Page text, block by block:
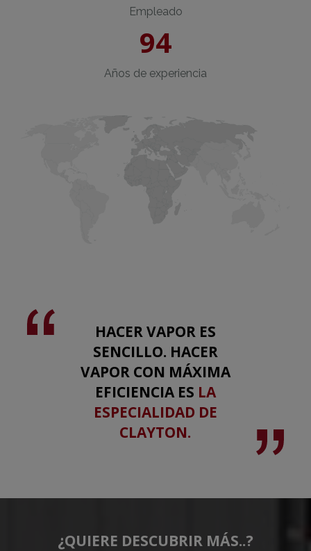
Empleado
94
Años de experiencia
HACER VAPOR ES
SENCILLO. HACER
VAPOR CON MÁXIMA
EFICIENCIA ES LA
ESPECIALIDAD DE
CLAYTON.
¿QUIERE DESCUBRIR MÁS..?